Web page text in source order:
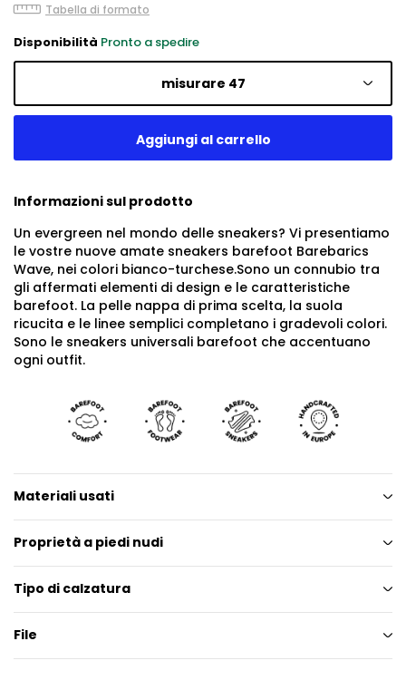
Tabella di formato
Disponibilità Pronto a spedire
misurare 47
Informazioni sul prodotto
Un evergreen nel mondo delle sneakers? Vi presentiamo
le vostre nuove amate sneakers barefoot Barebarics
Wave, nei colori bianco-turchese.Sono un connubio tra
gli affermati elementi di design e le caratteristiche
barefoot. La pelle nappa di prima scelta, la suola
ricucita e le linee semplici completano i gradevoli colori.
Sono le sneakers universali barefoot che accentuano
ogni outfit.
Materiali usati
Proprietà a piedi nudi
Tipo di calzatura
File